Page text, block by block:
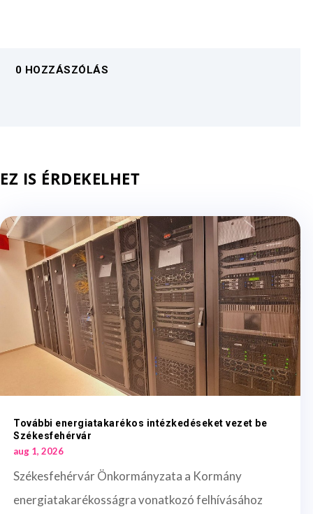
0 HOZZÁSZÓLÁS
EZ IS ÉRDEKELHET
További energiatakarékos intézkedéseket vezet be
Székesfehérvár
aug 1, 2026
Székesfehérvár Önkormányzata a Kormány
energiatakarékosságra vonatkozó felhívásához